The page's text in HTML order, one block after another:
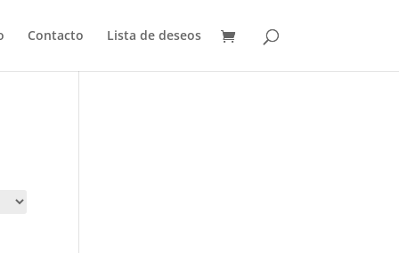
Contacto Lista de deseos